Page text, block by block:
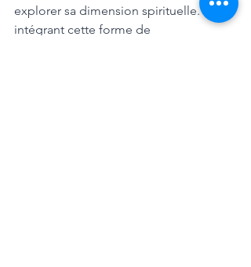
explorer sa dimension spirituelle. En
intégrant cette forme de